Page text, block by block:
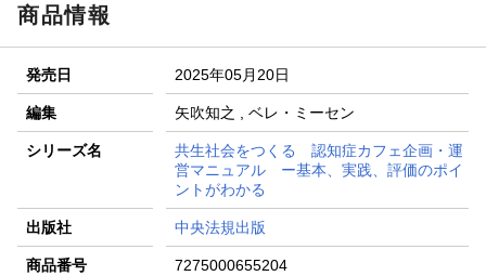
商品情報
発売日 2025年05月20日
編集 矢吹知之 , ベレ・ミーセン
シリーズ名
共生社会をつくる 認知症カフェ企画・運
営マニュアル ー基本、実践、評価のポイ
ントがわかる
出版社 中央法規出版
商品番号 7275000655204